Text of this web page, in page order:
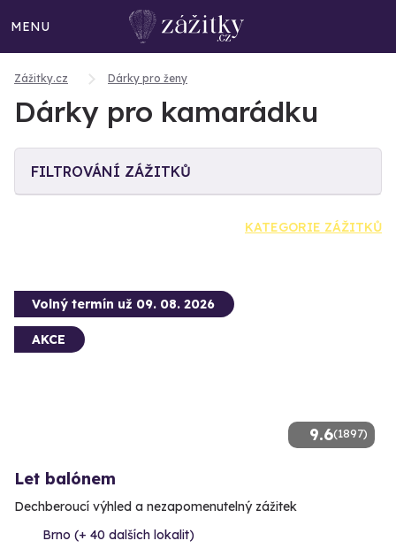
MENU
Zážitky.cz Dárky pro ženy
Dárky pro kamarádku
FILTROVÁNÍ ZÁŽITKŮ
KATEGORIE ZÁŽITKŮ
9.6(1897)
Volný termín už 09. 08. 2026
AKCE
Let balónem
Dechberoucí výhled a nezapomenutelný zážitek
Brno (+ 40 dalších lokalit)